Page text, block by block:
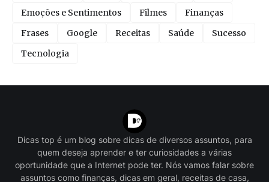
Emoções e Sentimentos
Filmes
Finanças
Frases
Google Receitas Saúde
Sucesso
Tecnologia
Dicas top é um blog sobre dicas de diversos assuntos, para
quem deseja aprender e ter curiosidades a várias
oportunidade que a Internet pode ter. Nós vamos falar sobre
assuntos como finanças, dicas em geral, receitas de casa,